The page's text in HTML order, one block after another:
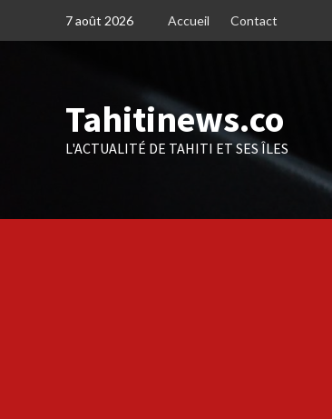
7 août 2026 Accueil Contact
Tahitinews.co
L'ACTUALITÉ DE TAHITI ET SES ÎLES